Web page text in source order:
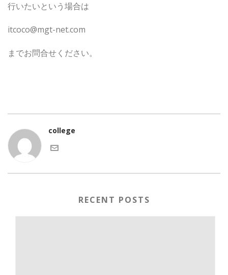
行いたいという場合は
itcoco@mgt-net.com
までお問合せください。
college
RECENT POSTS